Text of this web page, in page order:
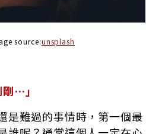
source:unsplash
…」
是難過的事情時，第一個最